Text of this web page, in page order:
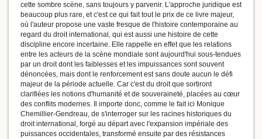
cette sombre scène, sans toujours y parvenir. L'approche juridique est
beaucoup plus rare, et c'est ce qui fait tout le prix de ce livre majeur,
où l'auteur propose une vaste fresque de l'histoire contemporaine au
regard du droit international, qui est aussi une histoire de cette
discipline encore incertaine. Elle rappelle en effet que les relations
entre les acteurs de la scène mondiale sont aujourd'hui sous-tendues
par un droit dont les faiblesses et les impuissances sont souvent
dénoncées, mais dont le renforcement est sans doute aucun le défi
majeur de la période actuelle. Car c'est du droit que sortiront
clarifiées les notions d'humanité et de souveraineté, placées au cœur
des conflits modernes. Il importe donc, comme le fait ici Monique
Chemillier-Gendreau, de s'interroger sur les racines historiques du
droit international, forgé au départ avec l'expansion impériale des
puissances occidentales, transformé ensuite par des résistances